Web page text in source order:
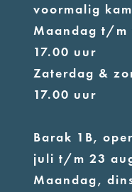
voormalig
Maandag t/m
17.00 uur
Zaterdag &
17.00 uur
Barak 1B,
juli t/m 23
Maandag,